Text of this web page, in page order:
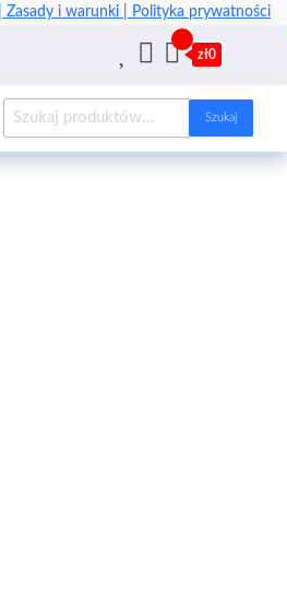
Zasady i warunki | Polityka prywatności
zł0
Szukaj